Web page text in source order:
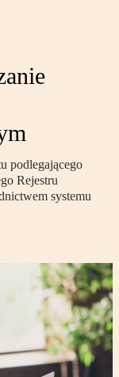
podlegającego
Rejestru
systemu